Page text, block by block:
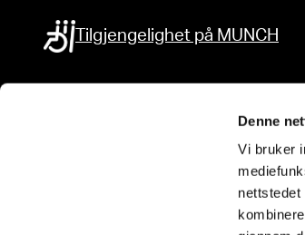
Denne
Vi bruker
Tilgjengelighet på MUNCH